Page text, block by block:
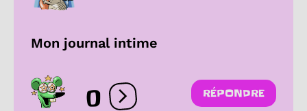
Mon journal intime
0 Ouvrir les réactions
RÉPONDRE